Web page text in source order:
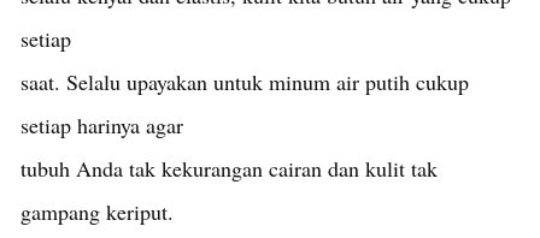
setiap
saat. Selalu upayakan untuk minum air putih cukup
setiap harinya agar
tubuh Anda tak kekurangan cairan dan kulit tak
gampang keriput.